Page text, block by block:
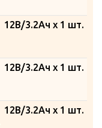
12В/3.2Ач x 1 шт.
12В/3.2Ач x 1 шт.
12В/3.2Ач x 1 шт.